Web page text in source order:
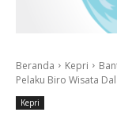
Beranda Kepri
Pelaku Biro Wisata
Kepri